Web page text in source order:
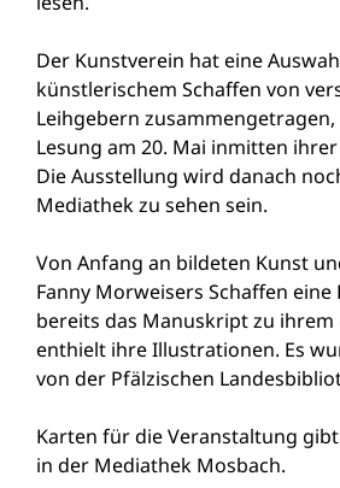
Der Kunstverein hat eine
künstlerischem Schaffen von
Leihgebern zusammengetragen,
Lesung am 20. Mai inmitten
Die Ausstellung wird danach
Mediathek zu sehen sein.
Von Anfang an bildeten Kunst
Fanny Morweisers Schaffen eine
bereits das Manuskript zu ihrem
enthielt ihre Illustrationen. Es
von der Pfälzischen
Karten für die Veranstaltung
in der Mediathek Mosbach.